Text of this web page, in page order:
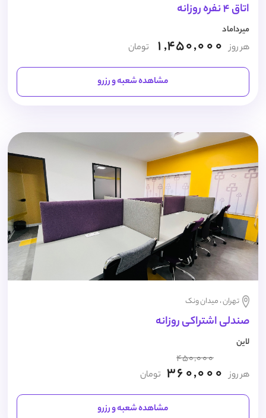
اتاق 4 نفره روزانه
میرداماد
هر روز 1,450,000 تومان
مشاهده شعبه و رزرو
تهران ، میدان ونک
صندلی اشتراکی روزانه
لاین
هر روز
450,000
360,000 تومان
مشاهده شعبه و رزرو